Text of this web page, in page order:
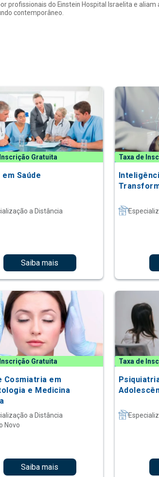
profissionais do Einstein Hospital Israelita e
contemporâneo.
Gratuita
em Saúde
a Distância
Saiba mais
Taxa de
Gratuita
Cosmiatria em
e Medicina
a Distância
Novo
Saiba mais
Taxa de